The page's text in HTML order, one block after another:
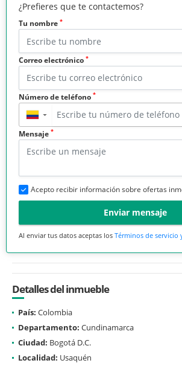
¿Prefieres que te contactemos?
Tu nombre *
Correo electrónico *
Número de teléfono *
▼
Mensaje *
Acepto recibir información sobre ofertas
Enviar mensaje
Al enviar tus datos aceptas los Términos de servicio
Detalles del inmueble
País: Colombia
Departamento: Cundinamarca
Ciudad: Bogotá D.C.
Localidad: Usaquén